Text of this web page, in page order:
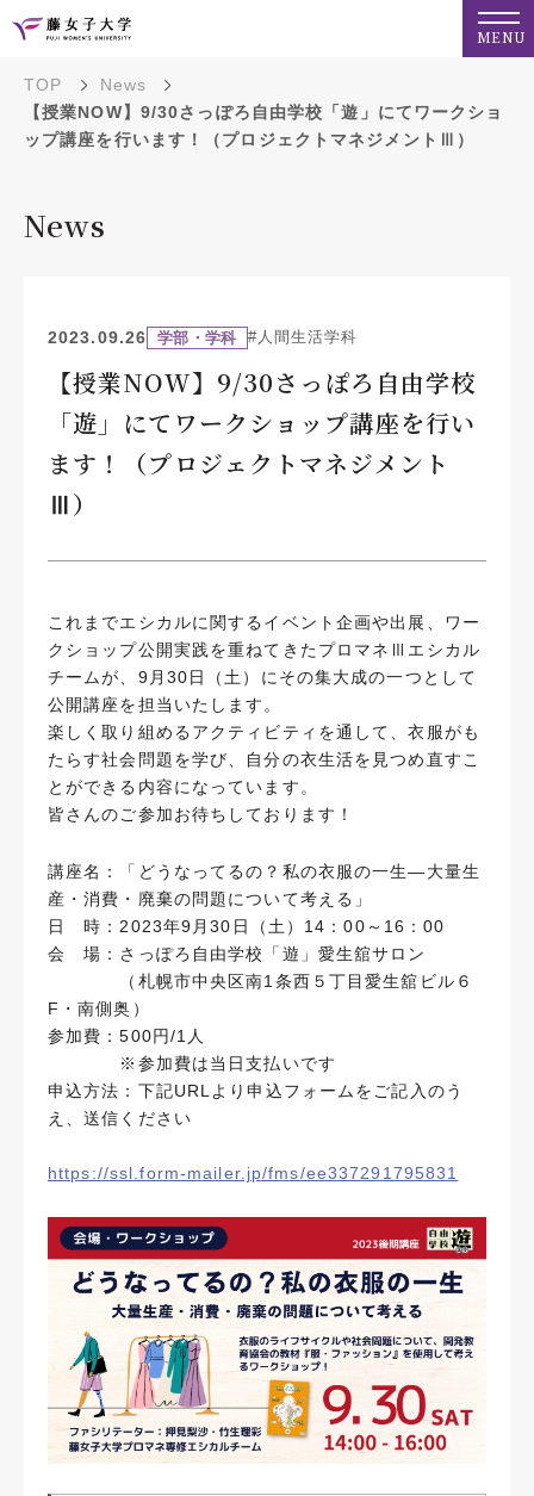
MENU
TOP
News
【授業NOW】9/30さっぽろ自由学校「遊」にてワークショ
ップ講座を行います！（プロジェクトマネジメントⅢ）
News
2023.09.26 学部・学科 #人間生活学科
【授業NOW】9/30さっぽろ自由学校
「遊」にてワークショップ講座を行い
ます！（プロジェクトマネジメント
Ⅲ）
これまでエシカルに関するイベント企画や出展、ワー
クショップ公開実践を重ねてきたプロマネⅢエシカル
チームが、9月30日（土）にその集大成の一つとして
公開講座を担当いたします。
楽しく取り組めるアクティビティを通して、衣服がも
たらす社会問題を学び、自分の衣生活を見つめ直すこ
とができる内容になっています。
皆さんのご参加お待ちしております！
講座名：「どうなってるの？私の衣服の一生―大量生
産・消費・廃棄の問題について考える」
日 時：2023年9月30日（土）14：00～16：00
会 場：さっぽろ自由学校「遊」愛生舘サロン
（札幌市中央区南1条西５丁目愛生舘ビル６
F・南側奥）
参加費：500円/1人
※参加費は当日支払いです
申込方法：下記URLより申込フォームをご記入のう
え、送信ください
https://ssl.form-mailer.jp/fms/ee337291795831